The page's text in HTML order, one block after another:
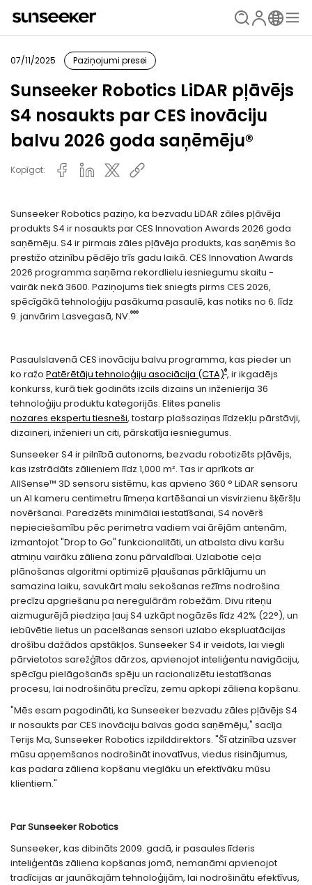
07/11/2025 Paziņojumi presei
Sunseeker Robotics LiDAR pļāvējs
S4 nosaukts par CES inovāciju
balvu 2026 goda saņēmēju®
Kopīgot:
Sunseeker Robotics paziņo, ka bezvadu LiDAR zāles pļāvēja
produkts S4 ir nosaukts par CES Innovation Awards 2026 goda
saņēmēju. S4 ir pirmais zāles pļāvēja produkts, kas saņēmis šo
prestižo atzinību pēdējo trīs gadu laikā. CES Innovation Awards
2026 programma saņēma rekordlielu iesniegumu skaitu -
vairāk nekā 3600. Paziņojums tiek sniegts pirms CES 2026,
spēcīgākā tehnoloģiju pasākuma pasaulē, kas notiks no 6. līdz
9. janvārim Lasvegasā, NV.®®®
Pasaulslavenā CES inovāciju balvu programma, kas pieder un
ko ražo Patērētāju tehnoloģiju asociācija (CTA)®, ir ikgadējs
konkurss, kurā tiek godināts izcils dizains un inženierija 36
tehnoloģiju produktu kategorijās. Elites panelis
nozares ekspertu tiesneši, tostarp plašsaziņas līdzekļu pārstāvji,
dizaineri, inženieri un citi, pārskatīja iesniegumus.
Sunseeker S4 ir pilnībā autonoms, bezvadu robotizēts pļāvējs,
kas izstrādāts zālieniem līdz 1,000 m². Tas ir aprīkots ar
AllSense™ 3D sensoru sistēmu, kas apvieno 360 ° LiDAR sensoru
un AI kameru centimetru līmeņa kartēšanai un visvirzienu šķēršļu
novēršanai. Paredzēts minimālai iestatīšanai, S4 novērš
nepieciešamību pēc perimetra vadiem vai ārējām antenām,
izmantojot "Drop to Go" funkcionalitāti, un atbalsta divu karšu
atmiņu vairāku zāliena zonu pārvaldībai. Uzlabotie ceļa
plānošanas algoritmi optimizē pļaušanas pārklājumu un
samazina laiku, savukārt malu sekošanas režīms nodrošina
precīzu apgriešanu pa neregulārām robežām. Divu riteņu
aizmugurējā piedziņa ļauj S4 uzkāpt nogāzēs līdz 42% (22°), un
iebūvētie lietus un pacelšanas sensori uzlabo ekspluatācijas
drošību dažādos apstākļos. Sunseeker S4 ir veidots, lai viegli
pārvietotos sarežģītos dārzos, apvienojot inteliģentu navigāciju,
spēcīgu pielāgošanās spēju un racionalizētu iestatīšanas
procesu, lai nodrošinātu precīzu, zemu apkopi zāliena kopšanu.
"Mēs esam pagodināti, ka Sunseeker bezvadu zāles pļāvējs S4
ir nosaukts par CES inovāciju balvas goda saņēmēju," sacīja
Terijs Ma, Sunseeker Robotics izpilddirektors. "Šī atzinība uzsver
mūsu apņemšanos nodrošināt inovatīvus, viedus risinājumus,
kas padara zāliena kopšanu vieglāku un efektīvāku mūsu
klientiem."
Par SunseekerRobotics
Sunseeker, kas dibināts 2009. gadā, ir pasaules līderis
inteliģentās zāliena kopšanas jomā, nemanāmi apvienojot
tradīcijas ar jaunākajām tehnoloģijām, lai nodrošinātu efektīvus,